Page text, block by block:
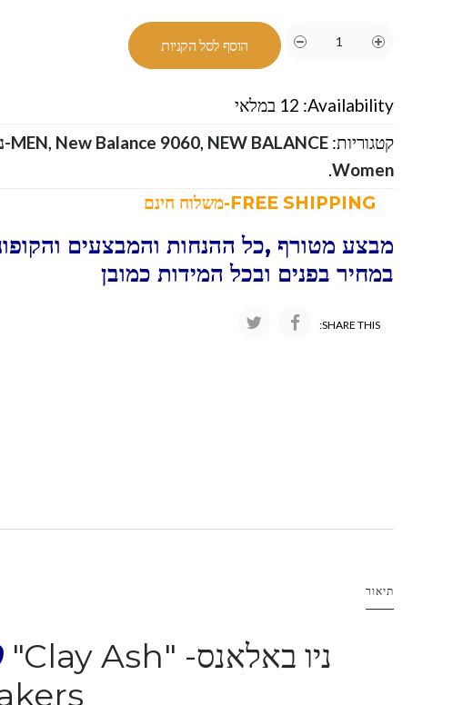
הוסף לסל הקניות
Availability: 12 במלאי
קטגוריות:
MEN, New Balance 9060, NEW BALANCE-ניו באלאנס
Women
.
מבצע מטורף ,כל ההנחות והמבצעים
במחיר בפנים ובכל המידות כמובן
SHARE THIS:
תיאור
ניו באלאנס- "Clay Ash"